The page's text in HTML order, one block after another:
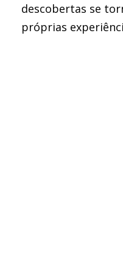
descobertas se
próprias